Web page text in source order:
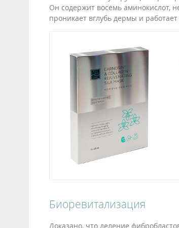
Он содержит восемь аминокислот,
проникает вглубь дермы и
Биоревитализация
Доказано, что деление